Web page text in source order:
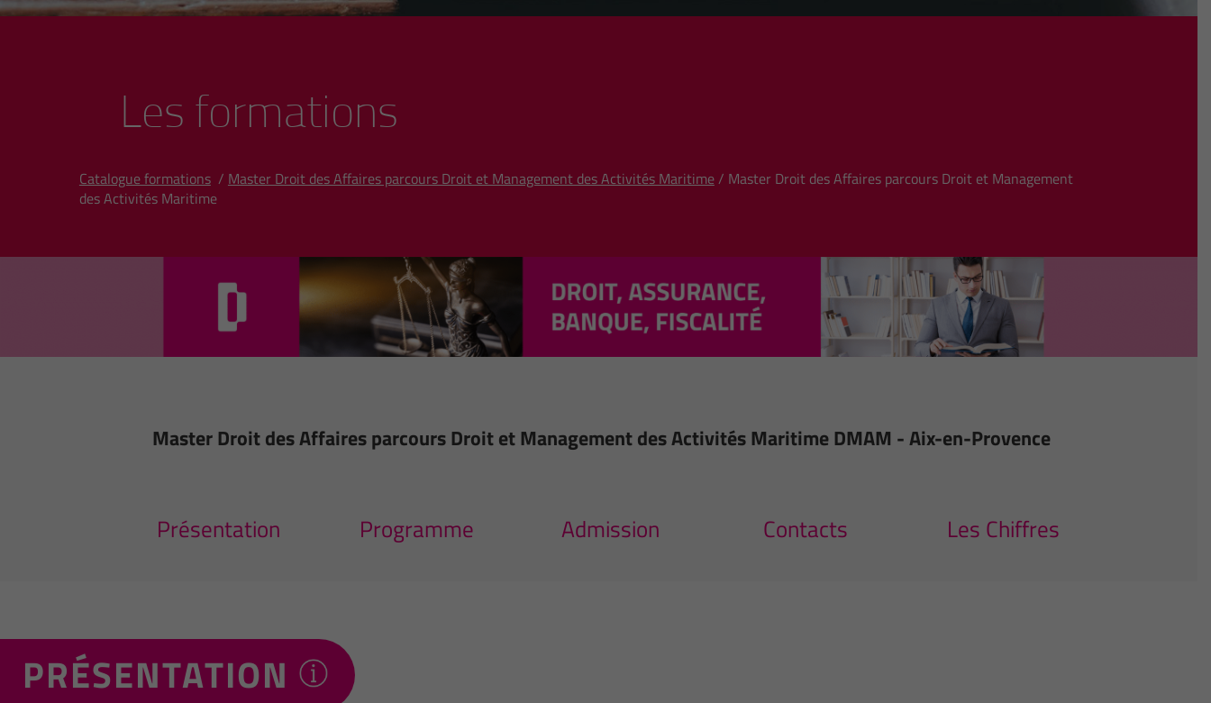
Les formations
Catalogue formations/ Master Droit des Affaires parcours Droit et Management des Activités Maritime/ Master Droit des Affaires parcours Droit et Management
des Activités Maritime
Master Droit des Affaires parcours Droit et Management des Activités Maritime DMAM - Aix-en-Provence
Présentation Programme Admission Contacts Les Chiffres
PRÉSENTATION